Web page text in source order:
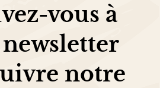
vous à
notre